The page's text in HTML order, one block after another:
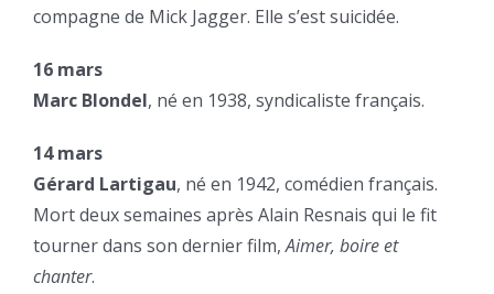
compagne de Mick Jagger. Elle s’est suicidée.
16 mars
Marc Blondel, né en 1938, syndicaliste français.
14 mars
Gérard Lartigau, né en 1942, comédien français.
Mort deux semaines après Alain Resnais qui le fit
tourner dans son dernier film,Aimer, boire et
chanter.